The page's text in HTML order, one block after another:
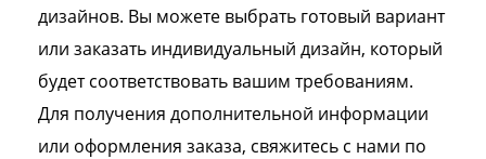
дизайнов. Вы можете выбрать готовый вариант
или заказать индивидуальный дизайн, который
будет соответствовать вашим требованиям.
Для получения дополнительной информации
или оформления заказа, свяжитесь с нами по